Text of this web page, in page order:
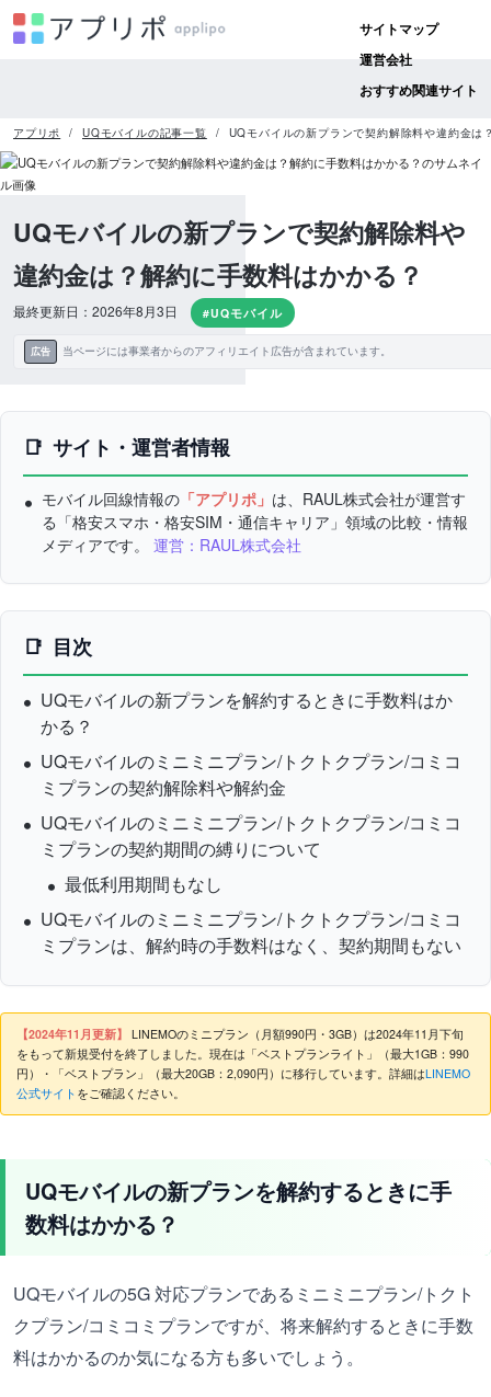
サイトマップ
運営会社
おすすめ関連サイト
アプリポ UQモバイルの記事一覧 UQモバイルの新プランで契約解除料や違約金は
UQモバイルの新プランで契約解除料や
違約金は？解約に手数料はかかる？
最終更新日：2026年8月3日 #UQモバイル
広告 当ページには事業者からのアフィリエイト広告が含まれています。
サイト・運営者情報
モバイル回線情報の 「アプリポ」 は、RAUL株式会社が運営す
る「格安スマホ・格安SIM・通信キャリア」領域の比較・情報
メディアです。 運営：RAUL株式会社
目次
UQモバイルの新プランを解約するときに手数料はか
かる？
UQモバイルのミニミニプラン/トクトクプラン/コミコ
ミプランの契約解除料や解約金
UQモバイルのミニミニプラン/トクトクプラン/コミコ
ミプランの契約期間の縛りについて
最低利用期間もなし
UQモバイルのミニミニプラン/トクトクプラン/コミコ
ミプランは、解約時の手数料はなく、契約期間もない
【2024年11月更新】 LINEMOのミニプラン（月額990円・3GB）は2024年11月下旬
をもって新規受付を終了しました。現在は「ベストプランライト」（最大1GB：990
円）・「ベストプラン」（最大20GB：2,090円）に移行しています。詳細はLINEMO
公式サイト をご確認ください。
UQモバイルの新プランを解約するときに手
数料はかかる？
UQモバイルの5G 対応プランであるミニミニプラン/トクト
クプラン/コミコミプランですが、将来解約するときに手数
料はかかるのか気になる方も多いでしょう。